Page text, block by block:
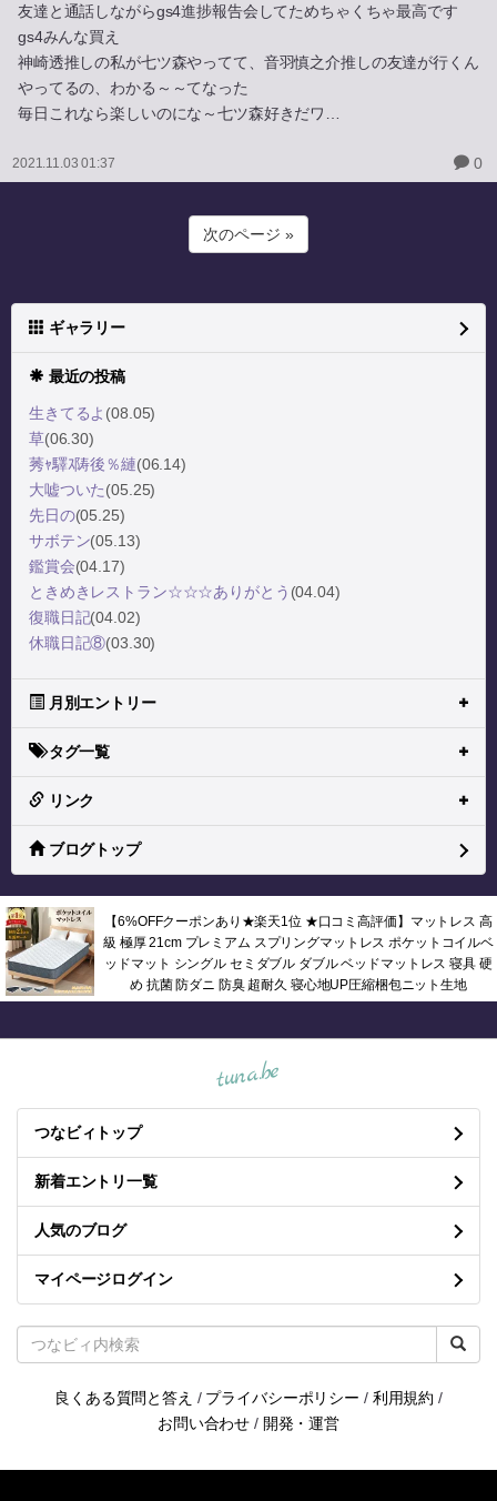
友達と通話しながらgs4進捗報告会してためちゃくちゃ最高です
gs4みんな買え
神崎透推しの私が七ツ森やってて、音羽慎之介推しの友達が行くん
やってるの、わかる～～てなった
毎日これなら楽しいのにな～七ツ森好きだワ…
2021.11.03 01:37 0
次のページ »
ギャラリー
最近の投稿
生きてるよ (08.05)
草(06.30)
莠ｬ驛ｽ陦後％縺(06.14)
大嘘ついた(05.25)
先日の(05.25)
サボテン(05.13)
鑑賞会(04.17)
ときめきレストラン☆☆☆ありがとう (04.04)
復職日記(04.02)
休職日記⑧(03.30)
月別エントリー
タグ一覧
リンク
ブログトップ
【6%OFFクーポンあり★楽天1位 ★口コミ高評価】マットレス 高
級 極厚 21cm プレミアム スプリングマットレス ポケットコイルベ
ッドマット シングル セミダブル ダブル ベッドマットレス 寝具 硬
め 抗菌 防ダニ 防臭 超耐久 寝心地UP圧縮梱包ニット生地
tuna.be
つなビィトップ
新着エントリ一覧
人気のブログ
マイページログイン
良くある質問と答え / プライバシーポリシー / 利用規約 /
お問い合わせ / 開発・運営